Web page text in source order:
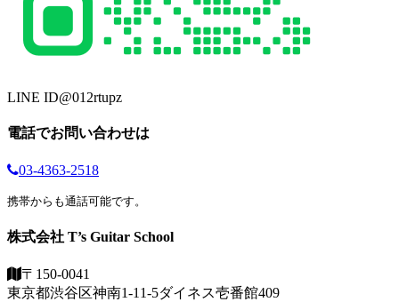
LINE ID@012rtupz
電話でお問い合わせは
03-4363-2518
携帯からも通話可能です。
株式会社 T’s Guitar School
〒150-0041
東京都渋谷区神南1-11-5ダイネス壱番館409